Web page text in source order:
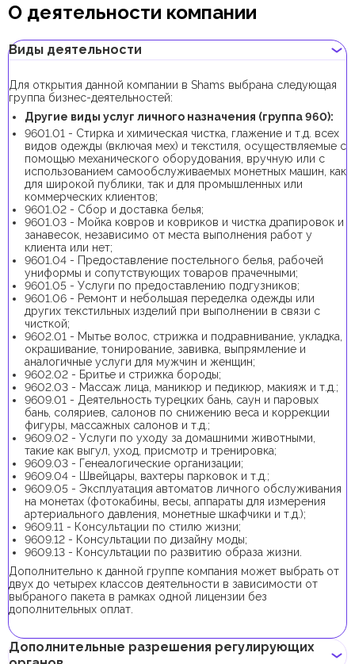
О деятельности компании
Виды деятельности
Для открытия данной компании в Shams выбрана следующая
группа бизнес-деятельностей:
Другие виды услуг личного назначения (группа 960):
9601.01 - Стирка и химическая чистка, глажение и т.д. всех
видов одежды (включая мех) и текстиля, осуществляемые с
помощью механического оборудования, вручную или с
использованием самообслуживаемых монетных машин, как
для широкой публики, так и для промышленных или
коммерческих клиентов;
9601.02 - Сбор и доставка белья;
9601.03 - Мойка ковров и ковриков и чистка драпировок и
занавесок, независимо от места выполнения работ у
клиента или нет;
9601.04 - Предоставление постельного белья, рабочей
униформы и сопутствующих товаров прачечными;
9601.05 - Услуги по предоставлению подгузников;
9601.06 - Ремонт и небольшая переделка одежды или
других текстильных изделий при выполнении в связи с
чисткой;
9602.01 - Мытье волос, стрижка и подравнивание, укладка,
окрашивание, тонирование, завивка, выпрямление и
аналогичные услуги для мужчин и женщин;
9602.02 - Бритье и стрижка бороды;
9602.03 - Массаж лица, маникюр и педикюр, макияж и т.д.;
9609.01 - Деятельность турецких бань, саун и паровых
бань, соляриев, салонов по снижению веса и коррекции
фигуры, массажных салонов и т.д.;
9609.02 - Услуги по уходу за домашними животными,
такие как выгул, уход, присмотр и тренировка;
9609.03 - Генеалогические организации;
9609.04 - Швейцары, вахтеры парковок и т.д.;
9609.05 - Эксплуатация автоматов личного обслуживания
на монетах (фотокабины, весы, аппараты для измерения
артериального давления, монетные шкафчики и т.д.);
9609.11 - Консультации по стилю жизни;
9609.12 - Консультации по дизайну моды;
9609.13 - Консультации по развитию образа жизни.
Дополнительно к данной группе компания может выбрать от
двух до четырех классов деятельности в зависимости от
выбраного пакета в рамках одной лицензии без
дополнительных оплат.
Дополнительные разрешения регулирующих